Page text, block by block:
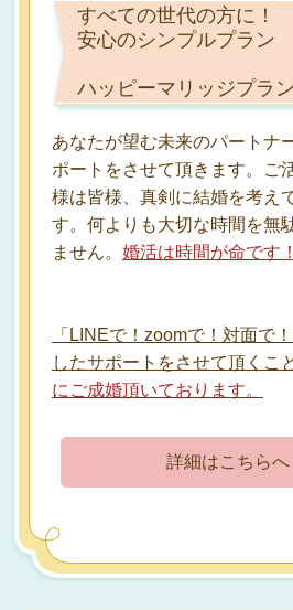
すべての世代の方に！
安心のシンプルプラン
ハッピーマリッジプラン
あなたが望む未来のパートナ
ポートをさせて頂きます。ご
様は皆様、真剣に結婚を考え
す。何よりも大切な時間を無
ません。 婚活は時間が命です！
「LINEで！zoomで！対面で
したサポートをさせて頂くこ
にご成婚頂いております。
詳細はこちらへ